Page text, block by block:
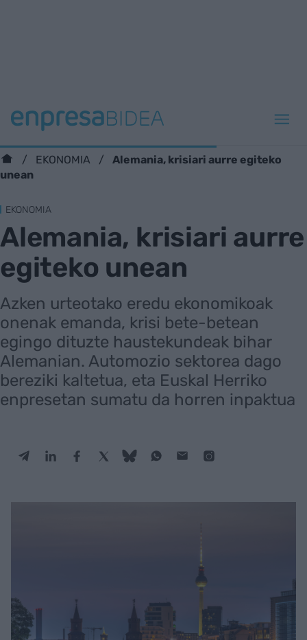
EKONOMIA
Alemania, krisiari aurre egiteko
unean
EKONOMIA
Alemania, krisiari aurre
egiteko unean
Azken urteotako eredu ekonomikoak
onenak emanda, krisi bete-betean
egingo dituzte haustekundeak bihar
Alemanian. Automozio sektorea dago
bereziki kaltetua, eta Euskal Herriko
enpresetan sumatu da horren inpaktua